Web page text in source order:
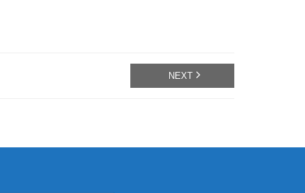
NEXT